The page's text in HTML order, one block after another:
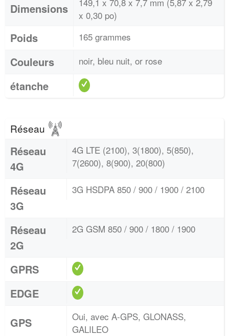
Dimensions
x 0,30 po)
Poids 165 grammes
Couleurs noir, bleu nuit, or rose
étanche
Réseau
Réseau
4G
4G LTE (2100), 3(1800), 5(850),
7(2600), 8(900), 20(800)
Réseau
3G
3G HSDPA 850 / 900 / 1900 / 2100
Réseau
2G
2G GSM 850 / 900 / 1800 / 1900
GPRS
EDGE
GPS
Oui, avec A-GPS, GLONASS,
GALILEO